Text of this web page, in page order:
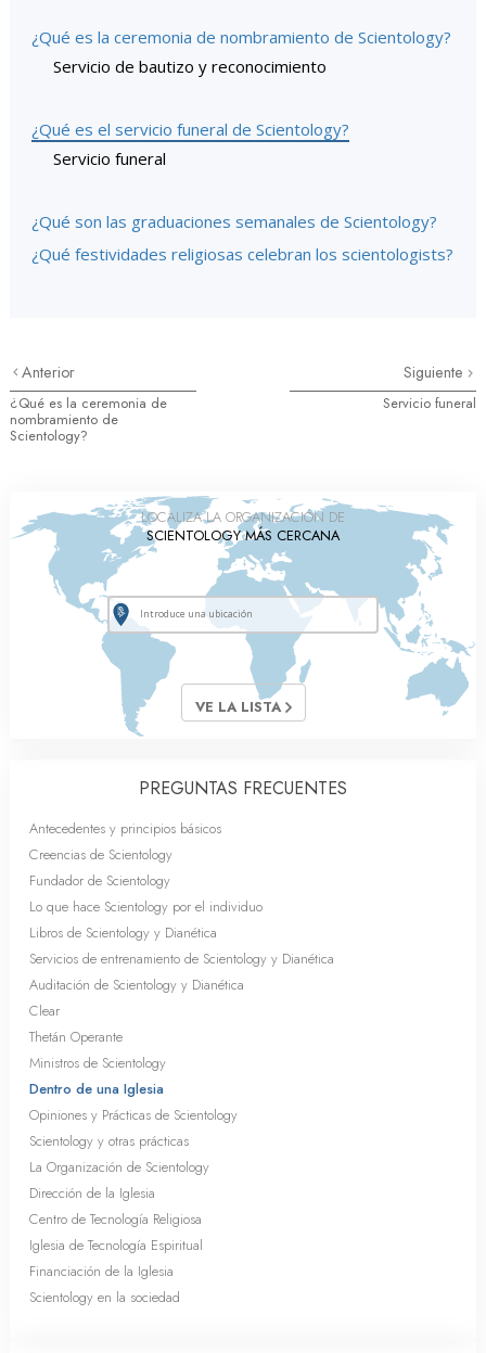
¿Qué es la ceremonia de nombramiento de Scientology?
Servicio de bautizo y reconocimiento
¿Qué es el servicio funeral de Scientology?
Servicio funeral
¿Qué son las graduaciones semanales de Scientology?
¿Qué festividades religiosas celebran los scientologists?
Anterior
¿Qué es la ceremonia de
nombramiento de
Scientology?
Siguiente
Servicio funeral
LOCALIZA LA ORGANIZACIÓN DE
SCIENTOLOGY MÁS CERCANA
VE LA LISTA
PREGUNTAS FRECUENTES
Antecedentes y principios básicos
Creencias de Scientology
Fundador de Scientology
Lo que hace Scientology por el individuo
Libros de Scientology y Dianética
Servicios de entrenamiento de Scientology y Dianética
Auditación de Scientology y Dianética
Clear
Thetán Operante
Ministros de Scientology
Dentro de una Iglesia
Opiniones y Prácticas de Scientology
Scientology y otras prácticas
La Organización de Scientology
Dirección de la Iglesia
Centro de Tecnología Religiosa
Iglesia de Tecnología Espiritual
Financiación de la Iglesia
Scientology en la sociedad